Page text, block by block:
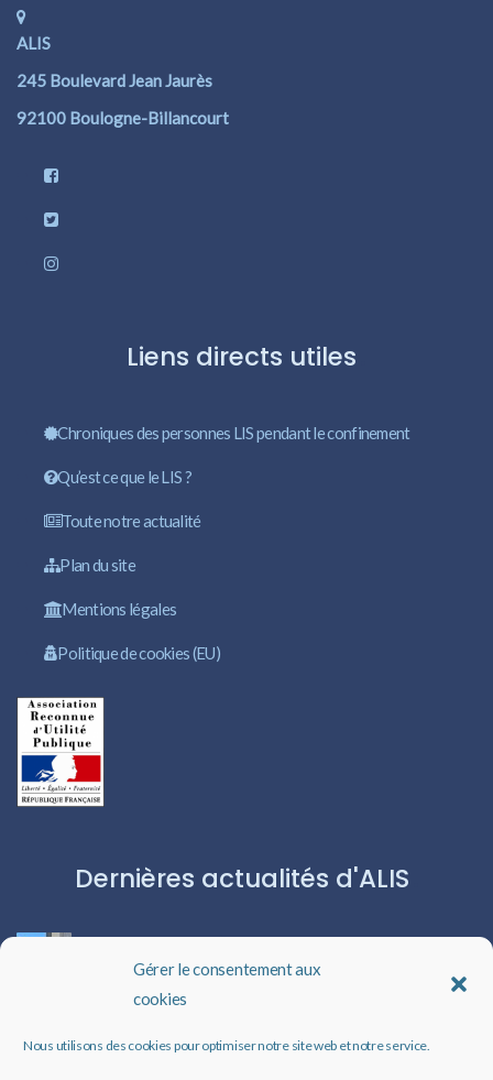
Gérer le consentement aux
cookies
Nous utilisons des cookies pour optimiser notre site web et notre service.
ALIS
245 Boulevard Jean Jaurès
92100 Boulogne-Billancourt
Liens directs utiles
Chroniques des personnes LIS pendant le confinement
Qu’est ce que le LIS ?
Toute notre actualité
Plan du site
Mentions légales
Politique de cookies (EU)
Dernières actualités d'ALIS
Les livres audio : une porte ouverte sur l’évasion